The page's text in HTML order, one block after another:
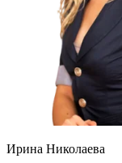
Ирина Николаева